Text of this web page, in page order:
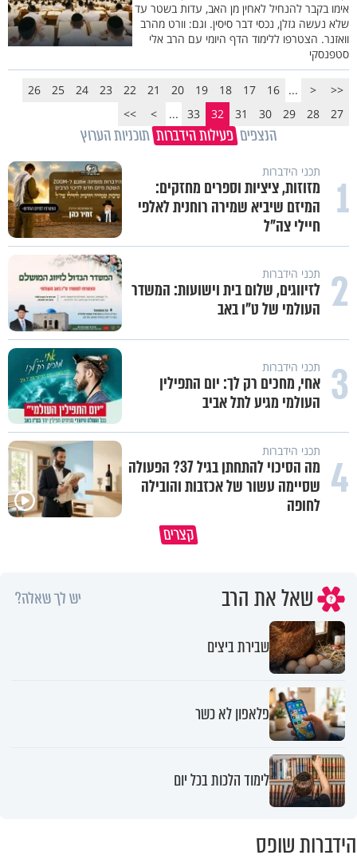
אימו בקבר להנחיל לאחין מן האב, עדות בשטר עד
שלא נעשה גזלן, נכסי דבר סיסין. וגם: וורט מהרב
וואזנר. הצטרפו ללימוד הדף היומי עם הרב אלי
סטפנסקי
<<
<
...
16
17
18
19
20
21
22
23
24
25
26
27
28
29
30
31
32
33
...
>
>>
הנצפים פעילות הידברות תוכניות הערוץ
1 תכני הידברות
מזוזות, ציציות וספרים מחזקים:
המיזם שיביא שמירה רוחנית לאלפי
חיילי צה"ל
2 תכני הידברות
לזיווגים, שלום בית וישועות: המשדר
העולמי של ט"ו באב
3 תכני הידברות
אחי, מחכים רק לך: יום התפילין
העולמי מגיע לתל אביב
4 תכני הידברות
מה הסיכוי להתחתן בגיל 37? הפעולה
שסיימה עשור של אכזבות והובילה
לחופה
קצרים
כל אחד מאיתנו הוא עולם ומלואו
למה אנחנו לא רואים את
שאל את הרב יש לך שאלה?
שבירת ביצים
פלאפון לא כשר
לימוד הלכות בכל יום
הידברות שופס